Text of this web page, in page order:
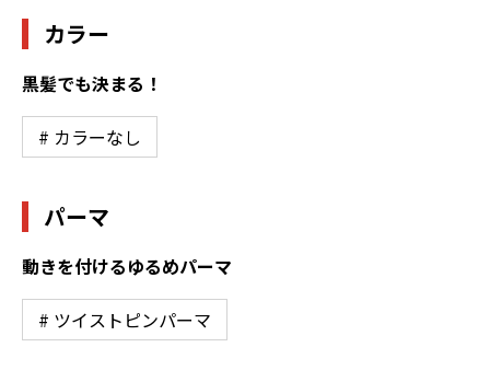
カラー
黒髪でも決まる！
# カラーなし
パーマ
動きを付けるゆるめパーマ
# ツイストピンパーマ